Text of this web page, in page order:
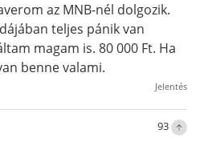
az MNB-nél dolgozik.
teljes pánik van
magam is. 80 000 Ft. Ha
benne valami.
Jelentés
93